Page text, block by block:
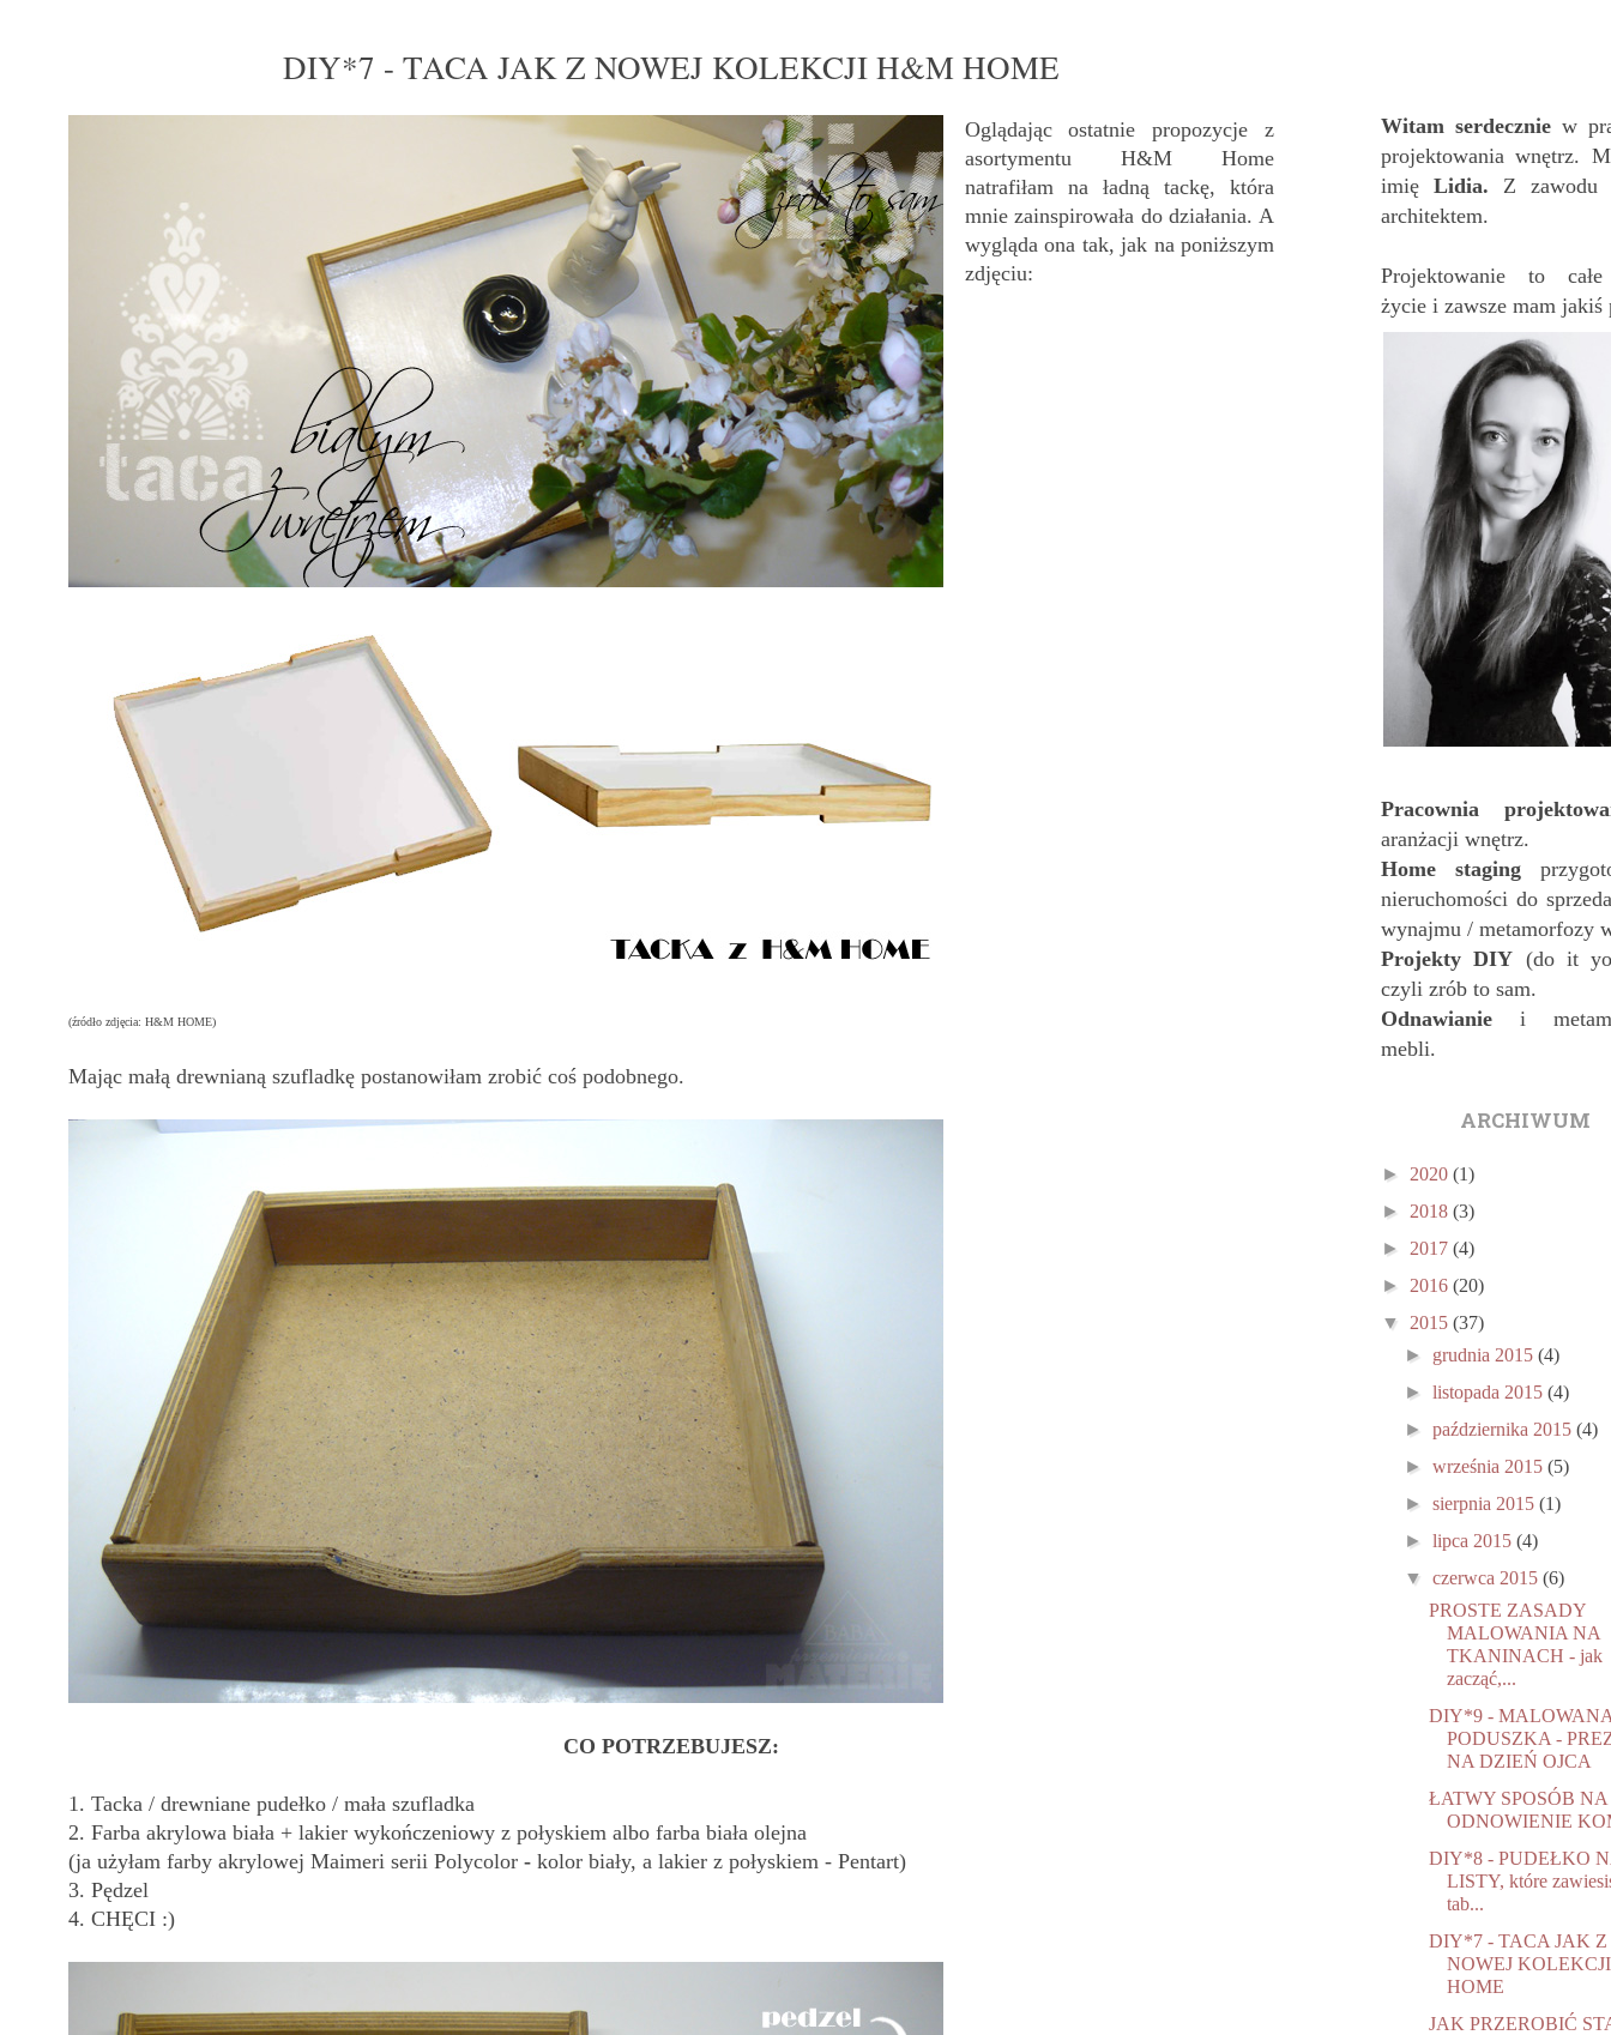
DIY*7 - TACA JAK Z NOWEJ KOLEKCJI H&M HOME
Oglądając ostatnie propozycje z
asortymentu H&M Home
natrafiłam na ładną tackę, która
mnie zainspirowała do działania. A
wygląda ona tak, jak na poniższym
zdjęciu:
(źródło zdjęcia: H&M HOME)
Mając małą drewnianą szufladkę postanowiłam zrobić coś podobnego.
CO POTRZEBUJESZ:
1. Tacka / drewniane pudełko / mała szufladka
2. Farba akrylowa biała + lakier wykończeniowy z połyskiem albo farba biała olejna
(ja użyłam farby akrylowej Maimeri serii Polycolor - kolor biały, a lakier z połyskiem - Pentart)
3. Pędzel
4. CHĘCI :)
Witam serdecznie w
projektowania wnętrz.
imię Lidia. Z zawodu
architektem.
Projektowanie to
życie i zawsze mam jakiś
Pracownia
aranżacji wnętrz.
Home staging
nieruchomości do
wynajmu / metamorfozy
Projekty DIY (do it
czyli zrób to sam.
Odnawianie i
mebli.
ARCHIWUM
► 2020 (1)
► 2018 (3)
► 2017 (4)
► 2016 (20)
▼ 2015 (37)
► grudnia 2015(4)
►listopada 2015(4)
►października 2015(4)
►września 2015(5)
►sierpnia 2015(1)
►lipca 2015(4)
▼czerwca 2015(6)
PROSTE ZASADY
MALOWANIA NA
TKANINACH - jak
zacząć,...
DIY*9 -
PODUSZKA -
NA DZIEŃ OJCA
ŁATWY SPOSÓB NA
ODNOWIENIE
DIY*8 - PUDEŁKO
LISTY, które
tab...
DIY*7 - TACA JAK Z
NOWEJ
HOME
JAK PRZEROBIĆ